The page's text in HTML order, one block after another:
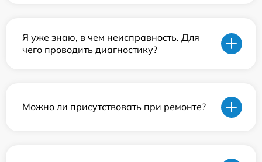
Я уже знаю, в чем неисправность. Для
чего проводить диагностику?
Можно ли присутствовать при ремонте?